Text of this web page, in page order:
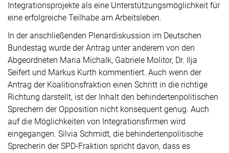
Integrationsprojekte als eine Unterstützungsmöglichkeit für
eine erfolgreiche Teilhabe am Arbeitsleben.
In der anschließenden Plenardiskussion im Deutschen
Bundestag wurde der Antrag unter anderem von den
Abgeordneten Maria Michalk, Gabriele Molitor, Dr. Ilja
Seifert und Markus Kurth kommentiert. Auch wenn der
Antrag der Koalitionsfraktion einen Schritt in die richtige
Richtung darstellt, ist der Inhalt den behindertenpolitischen
Sprechern der Opposition nicht konsequent genug. Auch
auf die Möglichkeiten von Integrationsfirmen wird
eingegangen. Silvia Schmidt, die behindertenpolitische
Sprecherin der SPD-Fraktion spricht davon, dass es